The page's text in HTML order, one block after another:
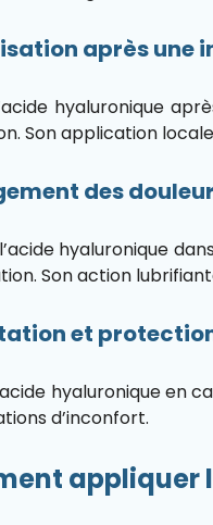
après une
hyaluronique
Son application
des
hyaluronique
Son action
et
hyaluronique en
d’inconfort.
appliquer